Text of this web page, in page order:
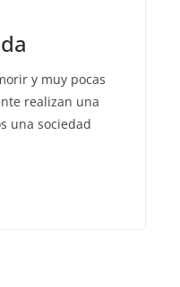
y muy pocas
realizan una
una sociedad